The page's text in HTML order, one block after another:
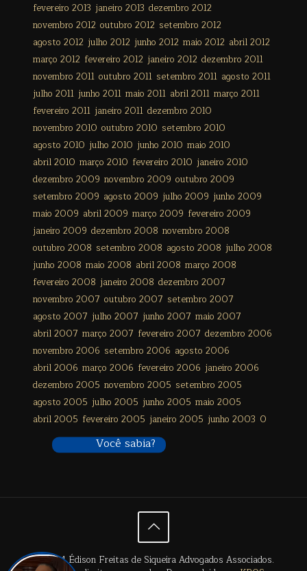
fevereiro 2013 janeiro 2013 dezembro 2012
novembro 2012 outubro 2012 setembro 2012
agosto 2012 julho 2012 junho 2012 maio 2012 abril 2012
março 2012 fevereiro 2012 janeiro 2012 dezembro 2011
novembro 2011 outubro 2011 setembro 2011 agosto 2011
julho 2011 junho 2011 maio 2011 abril 2011 março 2011
fevereiro 2011 janeiro 2011 dezembro 2010
novembro 2010 outubro 2010 setembro 2010
agosto 2010 julho 2010 junho 2010 maio 2010
abril 2010 março 2010 fevereiro 2010 janeiro 2010
dezembro 2009 novembro 2009 outubro 2009
setembro 2009 agosto 2009 julho 2009 junho 2009
maio 2009 abril 2009 março 2009 fevereiro 2009
janeiro 2009 dezembro 2008 novembro 2008
outubro 2008 setembro 2008 agosto 2008 julho 2008
junho 2008 maio 2008 abril 2008 março 2008
fevereiro 2008 janeiro 2008 dezembro 2007
novembro 2007 outubro 2007 setembro 2007
agosto 2007 julho 2007 junho 2007 maio 2007
abril 2007 março 2007 fevereiro 2007 dezembro 2006
novembro 2006 setembro 2006 agosto 2006
abril 2006 março 2006 fevereiro 2006 janeiro 2006
dezembro 2005 novembro 2005 setembro 2005
agosto 2005 julho 2005 junho 2005 maio 2005
abril 2005 fevereiro 2005 janeiro 2005 junho 2003 0
© 2024 Édison Freitas de Siqueira Advogados Associados.
Você sabia?